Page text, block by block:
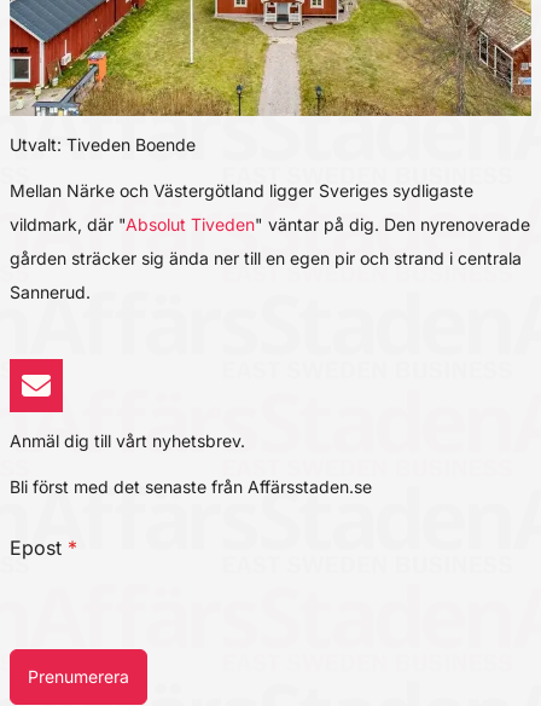
Utvalt: Tiveden Boende
Mellan Närke och Västergötland ligger Sveriges sydligaste
vildmark, där "Absolut Tiveden" väntar på dig. Den nyrenoverade
gården sträcker sig ända ner till en egen pir och strand i centrala
Sannerud.
Anmäl dig till vårt nyhetsbrev.
Bli först med det senaste från Affärsstaden.se
Epost *
Prenumerera